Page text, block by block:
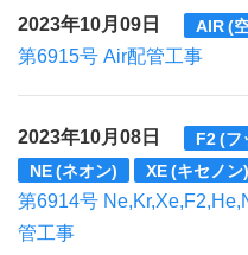
2023年10月09日 AIR (
第6915号 Air配管工事
2023年10月08日 F2 (フ
NE (ネオン)
XE (キセノン)
第6914号
管工事